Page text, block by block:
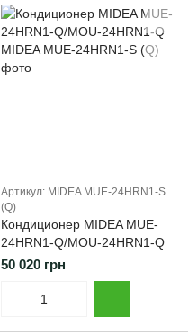
Артикул: MIDEA MUE-24HRN1-S
(Q)
Кондиционер MIDEA MUE-
24HRN1-Q/MOU-24HRN1-Q
50 020 грн